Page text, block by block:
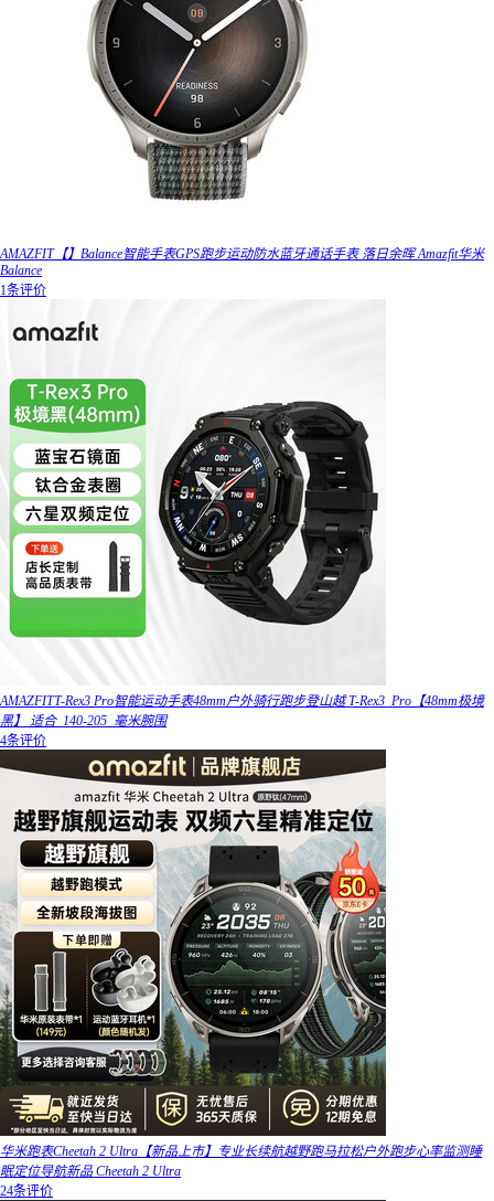
AMAZFIT【】Balance智能手表GPS跑步运动防水蓝牙通话手表 落日余晖 Amazfit华米
Balance
1条评价
AMAZFITT-Rex3 Pro智能运动手表48mm户外骑行跑步登山越 T-Rex3_Pro【48mm极境
黑】 适合_140-205_毫米腕围
4条评价
华米跑表Cheetah 2 Ultra【新品上市】专业长续航越野跑马拉松户外跑步心率监测睡
眠定位导航新品 Cheetah 2 Ultra
24条评价